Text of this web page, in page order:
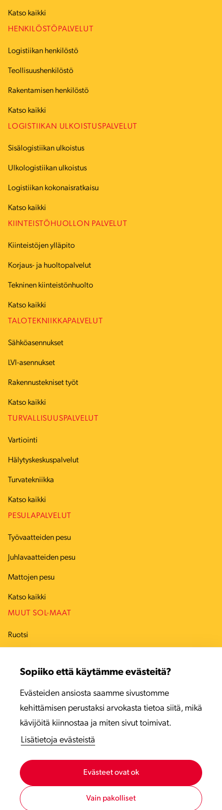
Sopiiko että käytämme evästeitä?
Evästeiden ansiosta saamme sivustomme
kehittämisen perustaksi arvokasta tietoa siitä, mikä
kävijöitä kiinnostaa ja miten sivut toimivat.
Lisätietoja evästeistä
Evästeet ovat ok
Vain pakolliset
Katso kaikki
HENKILÖSTÖPALVELUT
Logistiikan henkilöstö
Teollisuushenkilöstö
Rakentamisen henkilöstö
Katso kaikki
LOGISTIIKAN ULKOISTUSPALVELUT
Sisälogistiikan ulkoistus
Ulkologistiikan ulkoistus
Logistiikan kokonaisratkaisu
Katso kaikki
KIINTEISTÖHUOLLON PALVELUT
Kiinteistöjen ylläpito
Korjaus- ja huoltopalvelut
Tekninen kiinteistönhuolto
Katso kaikki
TALOTEKNIIKKAPALVELUT
Sähköasennukset
LVI-asennukset
Rakennustekniset työt
Katso kaikki
TURVALLISUUSPALVELUT
Vartiointi
Hälytyskeskuspalvelut
Turvatekniikka
Katso kaikki
PESULAPALVELUT
Työvaatteiden pesu
Juhlavaatteiden pesu
Mattojen pesu
Katso kaikki
MUUT SOL-MAAT
Ruotsi
Viro
Latvia